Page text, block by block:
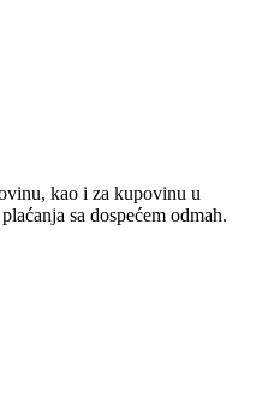
kao i za kupovinu u
sa dospećem odmah.